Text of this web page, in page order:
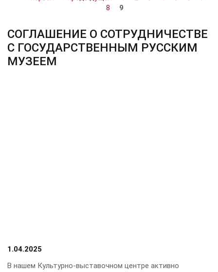
8
9
СОГЛАШЕНИЕ О СОТРУДНИЧЕСТВЕ
С ГОСУДАРСТВЕННЫМ РУССКИМ
МУЗЕЕМ
1.04.2025
В нашем Культурно-выставочном центре активно